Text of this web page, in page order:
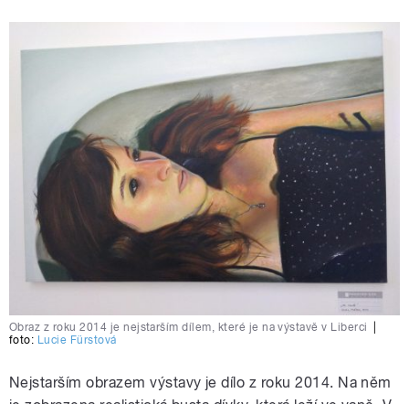
Obraz z roku 2014 je nejstarším dílem, které je na výstavě v Liberci
foto: Lucie Fürstová
Nejstarším obrazem výstavy je dílo z roku 2014. Na něm